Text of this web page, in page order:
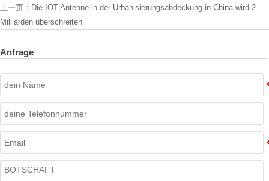
上一页： Die IOT-Antenne in der Urbanisierungsabdeckung in China wird 2
Milliarden überschreiten
Anfrage